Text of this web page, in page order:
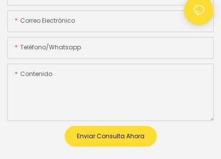
Correo Electrónico
Teléfono/whatsapp
Contenido
Enviar Consulta Ahora